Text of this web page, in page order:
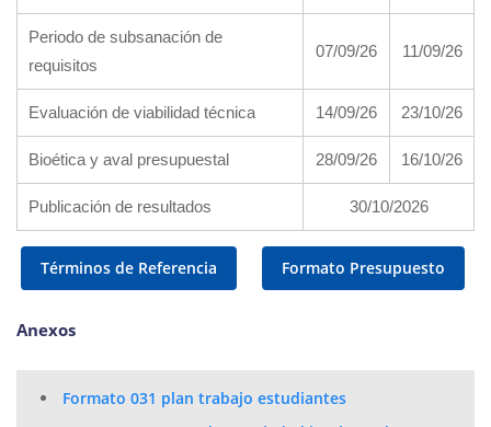
Periodo de subsanación de
requisitos
07/09/26 11/09/26
Evaluación de viabilidad técnica 14/09/26 23/10/26
Bioética y aval presupuestal 28/09/26 16/10/26
Publicación de resultados 30/10/2026
Términos de Referencia Formato Presupuesto
Anexos
Formato 031 plan trabajo estudiantes